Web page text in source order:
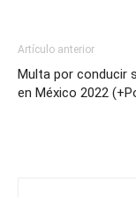
Artículo anterior
Multa por conducir
en México 2022